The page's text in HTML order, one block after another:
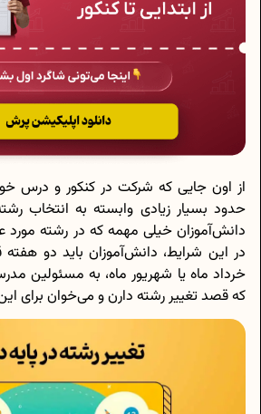
از اون جایی که شرکت در کنکور و درس
حدود بسیار زیادی وابسته به انتخاب
دانش‌آموزان خیلی مهمه که در رشته
در این شرایط، دانش‌آموزان باید دو
خرداد ماه یا شهریور ماه، به مسئولین
که قصد تغییر رشته دارن و می‌خوان برای